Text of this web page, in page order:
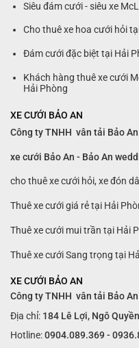
Siêu đám cưới - siêu xe
Cho thuê xe hoa cưới hỏi
Đám cưới đặc biệt tại Hải
Khách hàng thuê xe cưới
Hải Phòng
XE CƯỚI BẢO AN
Công ty TNHH vân tải Bảo An
xe cưới Bảo An - Bảo An
cho thuê xe cưới hỏi, xe đón
Thuê xe cưới giá rẻ tại Hải
Thuê xe cưới mui trần tại Hải
Thuê xe cưới Sang trọng tại
XE CƯỚI BẢO AN
Công ty TNHH vân tải Bảo An
Địa chỉ: 184 Lê Lợi, Ngô
Hotline:0904.089.369 -